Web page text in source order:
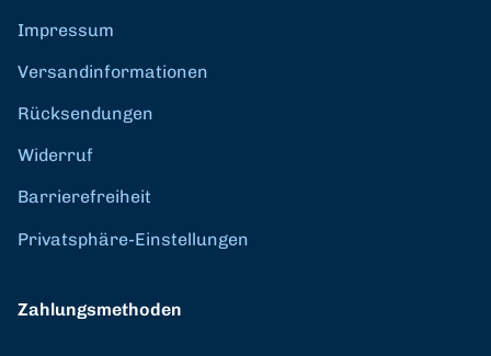
Impressum
Versandinformationen
Rücksendungen
Widerruf
Barrierefreiheit
Privatsphäre-Einstellungen
Zahlungsmethoden